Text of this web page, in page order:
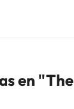
en "The